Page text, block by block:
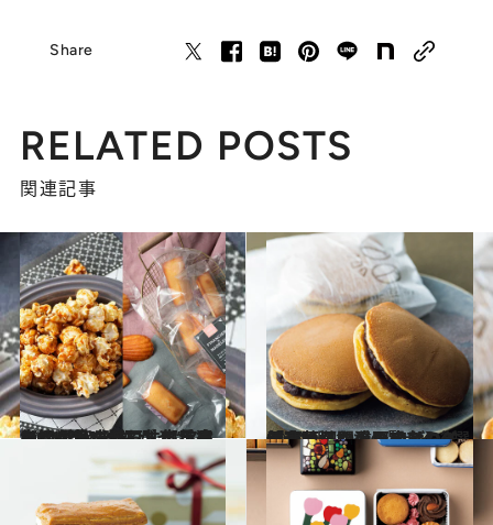
Share
RELATED POSTS
関連記事
2024.12.26
《初めから読む》【年末年始の集まりに】定番品とは “ひと味ちがう”アイテムが見つかる！気を遣わせない成城石井の手土産10選
グルメ 2024.12.10
保存版【間違いのない「和菓子」手みやげ】5選《売り切れ必至のどら焼、とらやの限定ミニ羊羹…》贈りもの賢者の御用達は？
グルメ